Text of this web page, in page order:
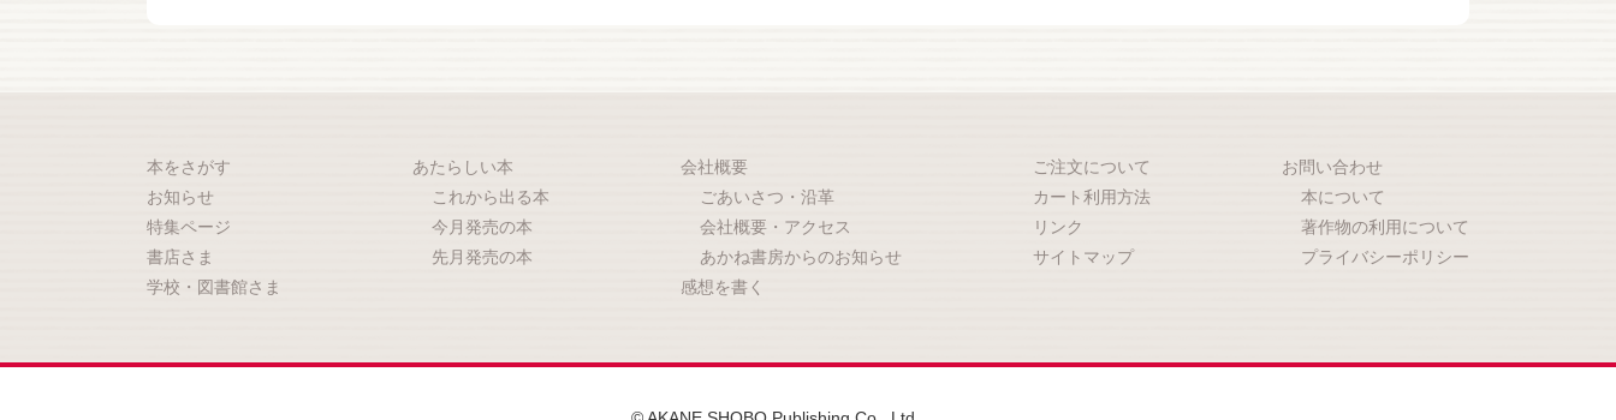
本をさがす
お知らせ
特集ページ
書店さま
学校・図書館さま
あたらしい本
これから出る本
今月発売の本
先月発売の本
会社概要
ごあいさつ・沿革
会社概要・アクセス
あかね書房からのお知らせ
感想を書く
ご注文について
カート利用方法
リンク
サイトマップ
お問い合わせ
本について
著作物の利用について
プライバシーポリシー